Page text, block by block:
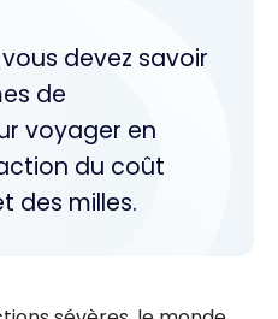
devez savoir
de
voyager en
du coût
des milles.